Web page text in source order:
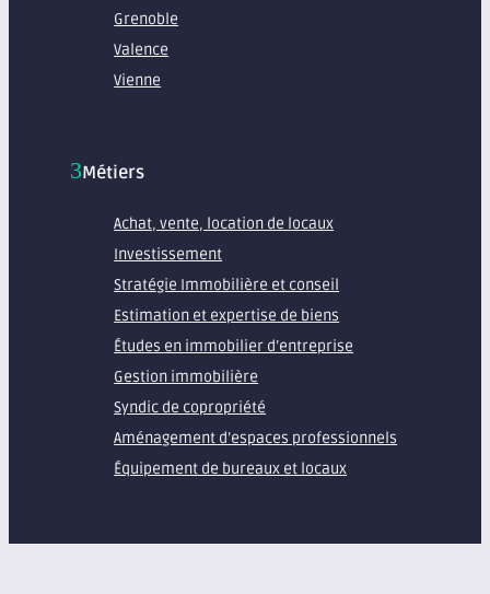
Grenoble
Valence
Vienne
Métiers
Achat, vente, location de locaux
Investissement
Stratégie Immobilière et conseil
Estimation et expertise de biens
Études en immobilier d’entreprise
Gestion immobilière
Syndic de copropriété
Aménagement d’espaces professionnels
Équipement de bureaux et locaux